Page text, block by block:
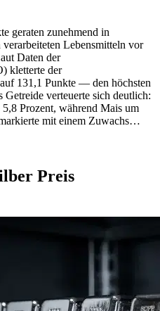
geraten zunehmend in
Lebensmitteln vor
Daten der
kletterte der
131,1 Punkte — den höchsten
Getreide verteuerte sich deutlich:
Prozent, während Mais um
mit einem Zuwachs…
Preis